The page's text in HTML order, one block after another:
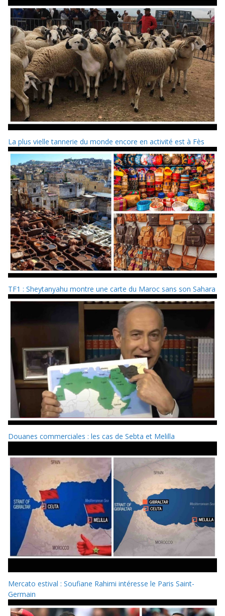
La plus vielle tannerie du monde encore en activité est à Fès
TF1 : Sheytanyahu montre une carte du Maroc sans son Sahara
Douanes commerciales : les cas de Sebta et Melilla
Mercato estival : Soufiane Rahimi intéresse le Paris Saint-
Germain